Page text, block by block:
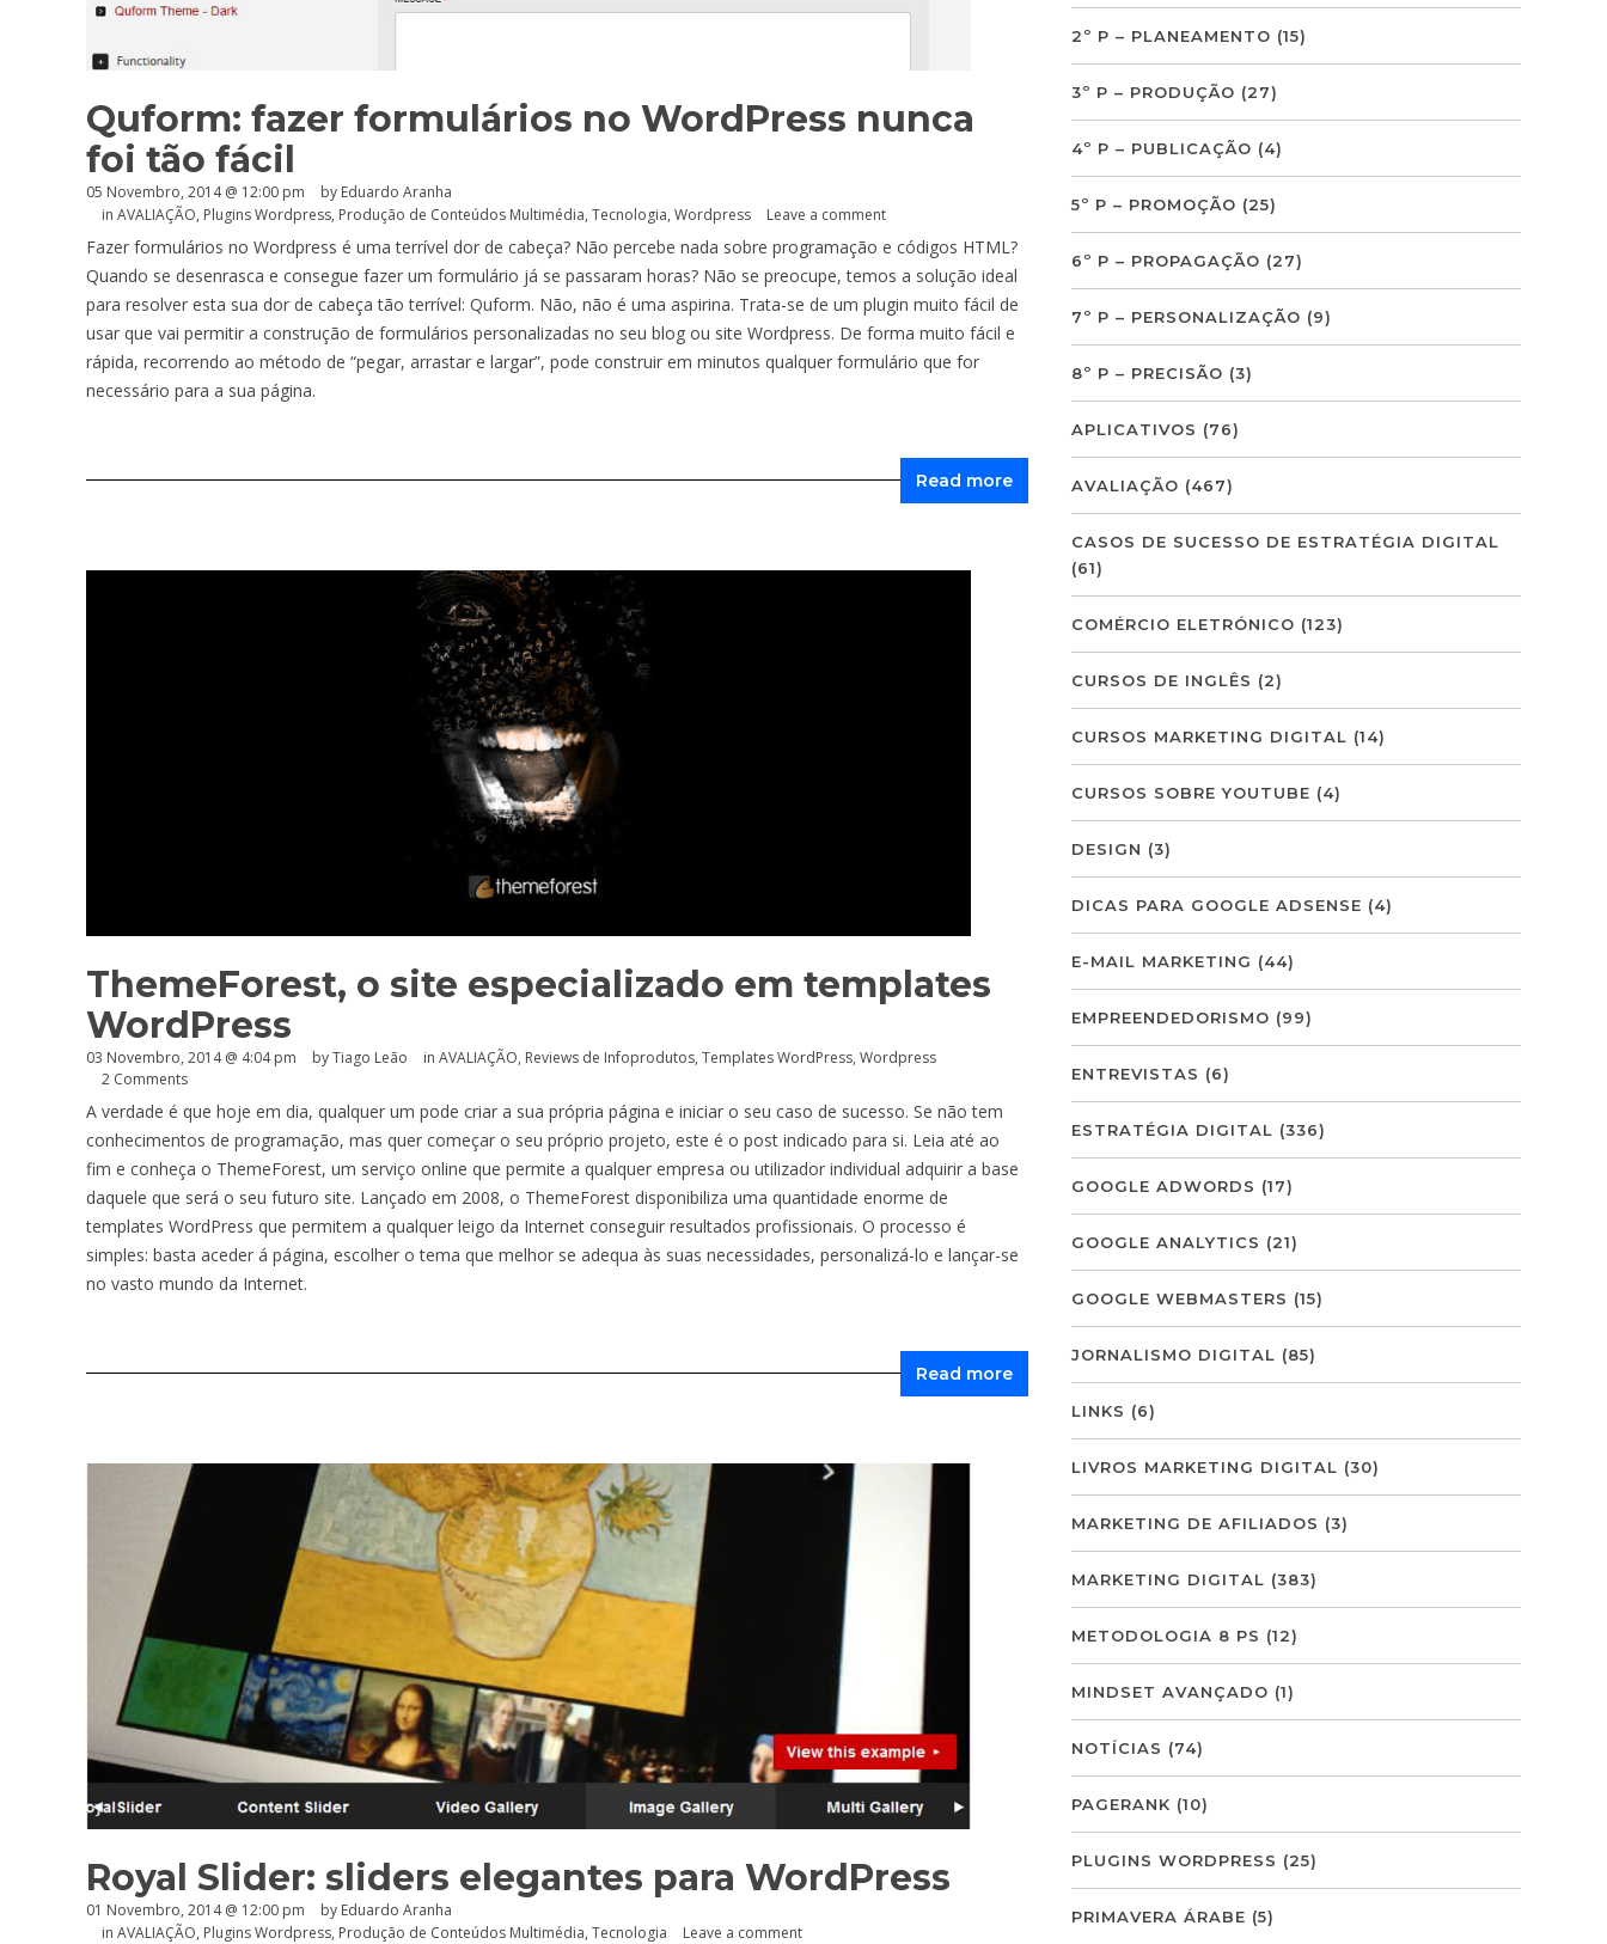
Quform: fazer formulários no WordPress nunca
foi tão fácil
05 Novembro, 2014 @ 12:00 pm by Eduardo Aranha
in AVALIAÇÃO, Plugins Wordpress, Produção de Conteúdos Multimédia, Tecnologia, Wordpress Leave a comment
Fazer formulários no Wordpress é uma terrível dor de cabeça? Não percebe nada sobre programação e códigos HTML?
Quando se desenrasca e consegue fazer um formulário já se passaram horas? Não se preocupe, temos a solução ideal
para resolver esta sua dor de cabeça tão terrível: Quform. Não, não é uma aspirina. Trata-se de um plugin muito fácil de
usar que vai permitir a construção de formulários personalizadas no seu blog ou site Wordpress. De forma muito fácil e
rápida, recorrendo ao método de “pegar, arrastar e largar”, pode construir em minutos qualquer formulário que for
necessário para a sua página.
Read more
ThemeForest, o site especializado em templates
WordPress
03 Novembro, 2014 @ 4:04 pm by Tiago Leão in AVALIAÇÃO, Reviews de Infoprodutos, Templates WordPress, Wordpress
2 Comments
A verdade é que hoje em dia, qualquer um pode criar a sua própria página e iniciar o seu caso de sucesso. Se não tem
conhecimentos de programação, mas quer começar o seu próprio projeto, este é o post indicado para si. Leia até ao
fim e conheça o ThemeForest, um serviço online que permite a qualquer empresa ou utilizador individual adquirir a base
daquele que será o seu futuro site. Lançado em 2008, o ThemeForest disponibiliza uma quantidade enorme de
templates WordPress que permitem a qualquer leigo da Internet conseguir resultados profissionais. O processo é
simples: basta aceder á página, escolher o tema que melhor se adequa às suas necessidades, personalizá-lo e lançar-se
no vasto mundo da Internet.
Read more
Royal Slider: sliders elegantes para WordPress
01 Novembro, 2014 @ 12:00 pm by Eduardo Aranha
in AVALIAÇÃO, Plugins Wordpress, Produção de Conteúdos Multimédia, Tecnologia Leave a comment
2º P – PLANEAMENTO (15)
3º P – PRODUÇÃO (27)
4º P – PUBLICAÇÃO (4)
5º P – PROMOÇÃO (25)
6º P – PROPAGAÇÃO (27)
7º P – PERSONALIZAÇÃO (9)
8º P – PRECISÃO (3)
APLICATIVOS (76)
AVALIAÇÃO (467)
CASOS DE SUCESSO DE ESTRATÉGIA DIGITAL
(61)
COMÉRCIO ELETRÓNICO (123)
CURSOS DE INGLÊS (2)
CURSOS MARKETING DIGITAL (14)
CURSOS SOBRE YOUTUBE (4)
DESIGN (3)
DICAS PARA GOOGLE ADSENSE (4)
E-MAIL MARKETING (44)
EMPREENDEDORISMO (99)
ENTREVISTAS (6)
ESTRATÉGIA DIGITAL (336)
GOOGLE ADWORDS (17)
GOOGLE ANALYTICS (21)
GOOGLE WEBMASTERS (15)
JORNALISMO DIGITAL (85)
LINKS (6)
LIVROS MARKETING DIGITAL (30)
MARKETING DE AFILIADOS (3)
MARKETING DIGITAL (383)
METODOLOGIA 8 PS (12)
MINDSET AVANÇADO (1)
NOTÍCIAS (74)
PAGERANK (10)
PLUGINS WORDPRESS (25)
PRIMAVERA ÁRABE (5)